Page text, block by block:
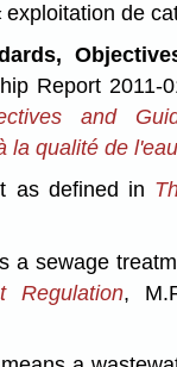
de
Report 2011-
and
la qualité de
as defined in
a sewage
Regulation,